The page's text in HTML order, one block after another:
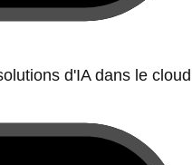
d'IA dans le cloud